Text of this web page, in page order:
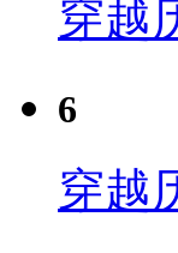
穿越
6
穿越